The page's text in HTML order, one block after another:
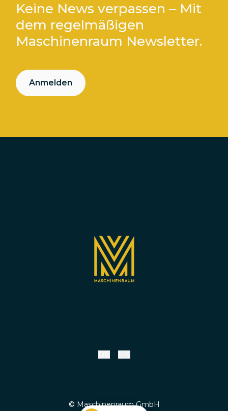
Keine News verpassen – Mit
dem regelmäßigen
Maschinenraum Newsletter.
Anmelden
© Maschinenraum GmbH